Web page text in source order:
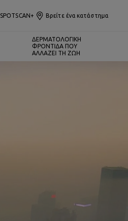
SPOTSCAN+ Βρείτε ένα κατάστημα
ΔΕΡΜΑΤΟΛΟΓΙΚΗ
ΦΡΟΝΤΙΔΑ ΠΟΥ
ΑΛΛΑΖΕΙ ΤΗ ΖΩΗ